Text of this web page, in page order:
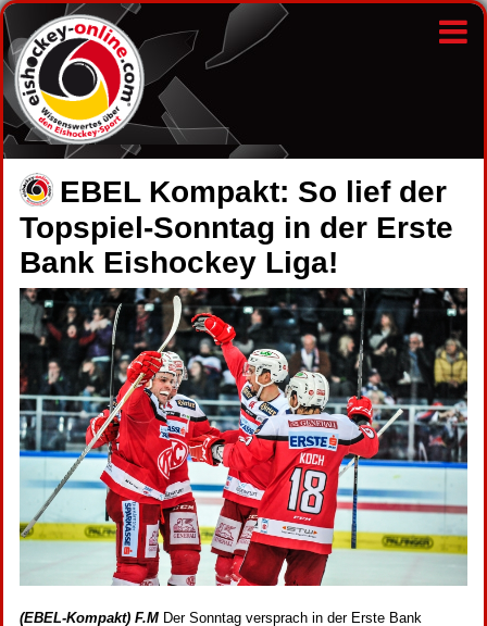
EBEL Kompakt: So lief der
Topspiel-Sonntag in der Erste
Bank Eishockey Liga!
(EBEL-Kompakt) F.M Der Sonntag versprach in der Erste Bank